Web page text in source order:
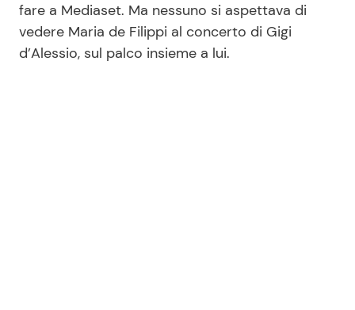
fare a Mediaset. Ma nessuno si aspettava di
vedere Maria de Filippi al concerto di Gigi
d’Alessio, sul palco insieme a lui.